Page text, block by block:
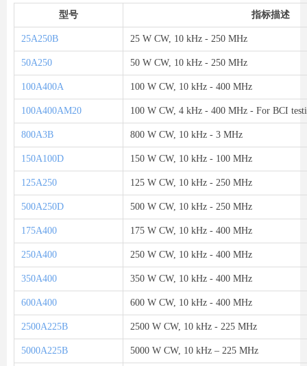
型号 指标描述
25A250B 25 W CW, 10 kHz - 250 MHz
50A250 50 W CW, 10 kHz - 250 MHz
100A400A 100 W CW, 10 kHz - 400 MHz
100A400AM20 100 W CW, 4 kHz - 400 MHz - For BCI
800A3B 800 W CW, 10 kHz - 3 MHz
150A100D 150 W CW, 10 kHz - 100 MHz
125A250 125 W CW, 10 kHz - 250 MHz
500A250D 500 W CW, 10 kHz - 250 MHz
175A400 175 W CW, 10 kHz - 400 MHz
250A400 250 W CW, 10 kHz - 400 MHz
350A400 350 W CW, 10 kHz - 400 MHz
600A400 600 W CW, 10 kHz - 400 MHz
2500A225B 2500 W CW, 10 kHz - 225 MHz
5000A225B 5000 W CW, 10 kHz – 225 MHz